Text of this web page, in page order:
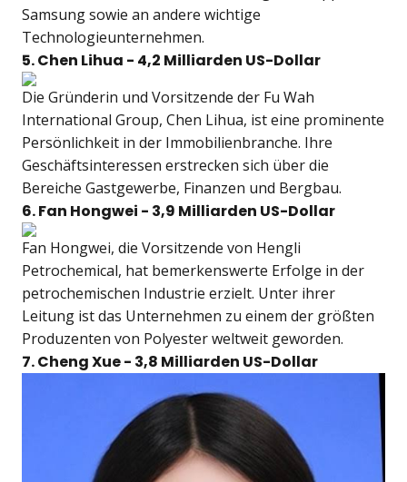
Samsung sowie an andere wichtige
Technologieunternehmen.
5.Chen Lihua - 4,2 Milliarden US-Dollar
Die Gründerin und Vorsitzende der Fu Wah
International Group, Chen Lihua, ist eine prominente
Persönlichkeit in der Immobilienbranche. Ihre
Geschäftsinteressen erstrecken sich über die
Bereiche Gastgewerbe, Finanzen und Bergbau.
6. Fan Hongwei - 3,9 Milliarden US-Dollar
Fan Hongwei, die Vorsitzende von Hengli
Petrochemical, hat bemerkenswerte Erfolge in der
petrochemischen Industrie erzielt. Unter ihrer
Leitung ist das Unternehmen zu einem der größten
Produzenten von Polyester weltweit geworden.
7. Cheng Xue - 3,8 Milliarden US-Dollar